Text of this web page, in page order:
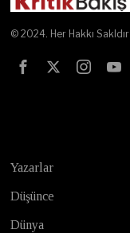
© 2024. Her Hakkı Sakldır
Yazarlar
Düşünce
Dünya